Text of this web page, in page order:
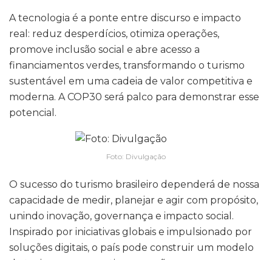
A tecnologia é a ponte entre discurso e impacto
real: reduz desperdícios, otimiza operações,
promove inclusão social e abre acesso a
financiamentos verdes, transformando o turismo
sustentável em uma cadeia de valor competitiva e
moderna. A COP30 será palco para demonstrar esse
potencial.
Foto: Divulgação
O sucesso do turismo brasileiro dependerá de nossa
capacidade de medir, planejar e agir com propósito,
unindo inovação, governança e impacto social.
Inspirado por iniciativas globais e impulsionado por
soluções digitais, o país pode construir um modelo